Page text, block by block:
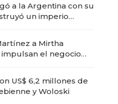
a la Argentina con su
un imperio
a Mirtha
el negocio
US$ 6,2 millones de
y Woloski